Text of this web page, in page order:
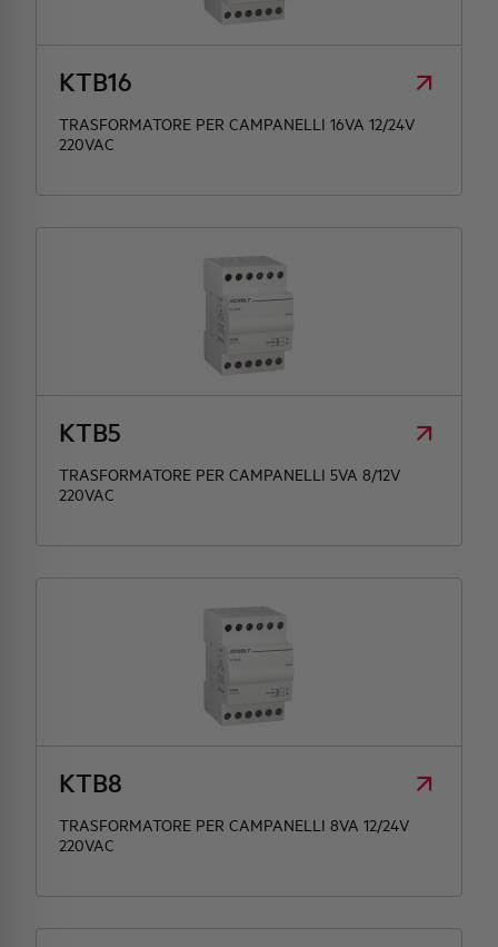
KTB16
TRASFORMATORE PER CAMPANELLI 16VA 12/24V
220VAC
KTB5
TRASFORMATORE PER CAMPANELLI 5VA 8/12V
220VAC
KTB8
TRASFORMATORE PER CAMPANELLI 8VA 12/24V
220VAC
ATTIVITÀ E MERCATI
IMPEGNO SOCIALE